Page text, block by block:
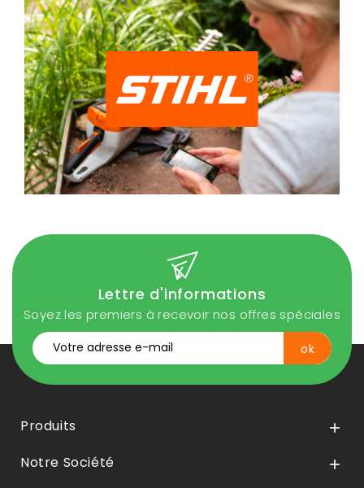
Lettre d'informations
Soyez les premiers à recevoir nos offres spéciales
Produits 
Notre Société 